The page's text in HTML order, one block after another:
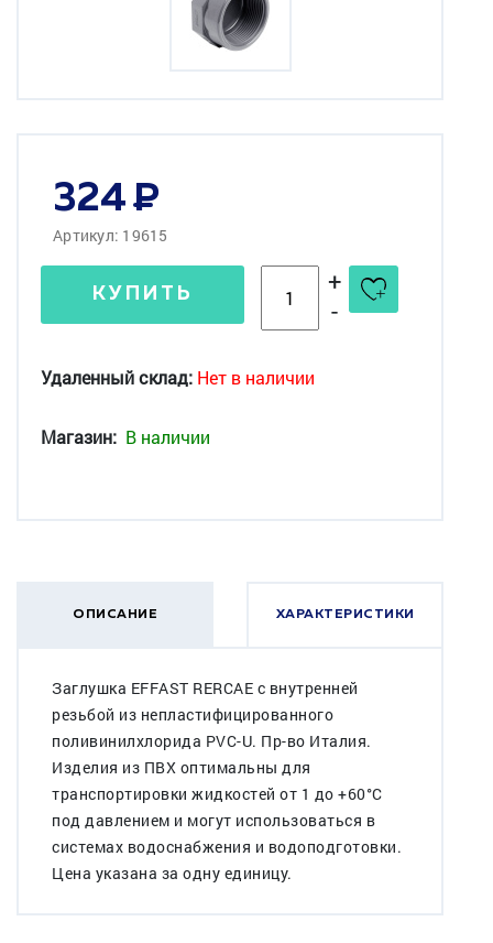
324
Артикул: 19615
КУПИТЬ
+
-
Удаленный склад: Нет в наличии
Магазин: В наличии
ОПИСАНИЕ ХАРАКТЕРИСТИКИ
Заглушка EFFAST RERCAE с внутренней
резьбой из непластифицированного
поливинилхлорида PVC-U. Пр-во Италия.
Изделия из ПВХ оптимальны для
транспортировки жидкостей от 1 до +60°C
под давлением и могут использоваться в
системах водоснабжения и водоподготовки.
Цена указана за одну единицу.